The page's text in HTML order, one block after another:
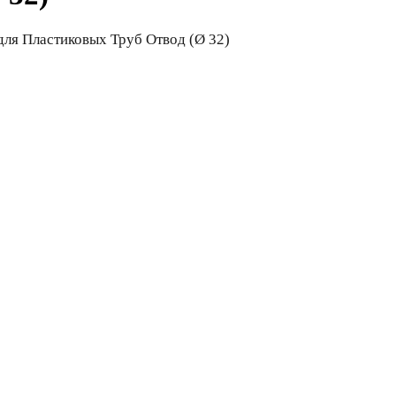
Пластиковых Труб Отвод (Ø 32)